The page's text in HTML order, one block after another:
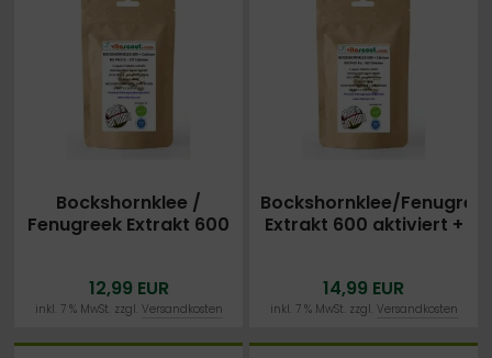
Bockshornklee /
Fenugreek Extrakt 600
12,99 EUR
inkl. 7 % MwSt. zzgl. Versandkosten
Bockshornklee/
Extrakt 600 aktiviert +
14,99 EUR
inkl. 7 % MwSt. zzgl. Versandkosten